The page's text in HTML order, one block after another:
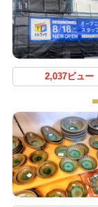
2,037ビュー